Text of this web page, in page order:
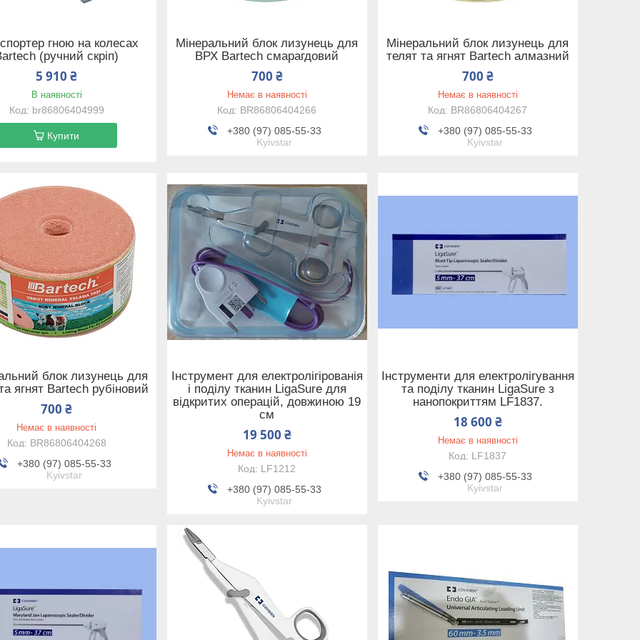
гною на колесах
(ручний скріп)
5 910 ₴
В наявності
br86806404999
Купити
Мінеральний блок лизунець для
ВРХ Bartech смарагдовий
700 ₴
Немає в наявності
BR86806404266
+380 (97) 085-55-33
Kyivstar
Мінеральний блок лизунець для
телят та ягнят Bartech алмазний
700 ₴
Немає в наявності
BR86806404267
+380 (97) 085-55-33
Kyivstar
блок лизунець для
ягнят Bartech рубіновий
700 ₴
Немає в наявності
BR86806404268
+380 (97) 085-55-33
Kyivstar
Інструмент для електролігірованія
і поділу тканин LigaSure для
відкритих операцій, довжиною 19
см
19 500 ₴
Немає в наявності
LF1212
+380 (97) 085-55-33
Kyivstar
Інструменти для електролігування
та поділу тканин LigaSure з
нанопокриттям LF1837.
18 600 ₴
Немає в наявності
LF1837
+380 (97) 085-55-33
Kyivstar